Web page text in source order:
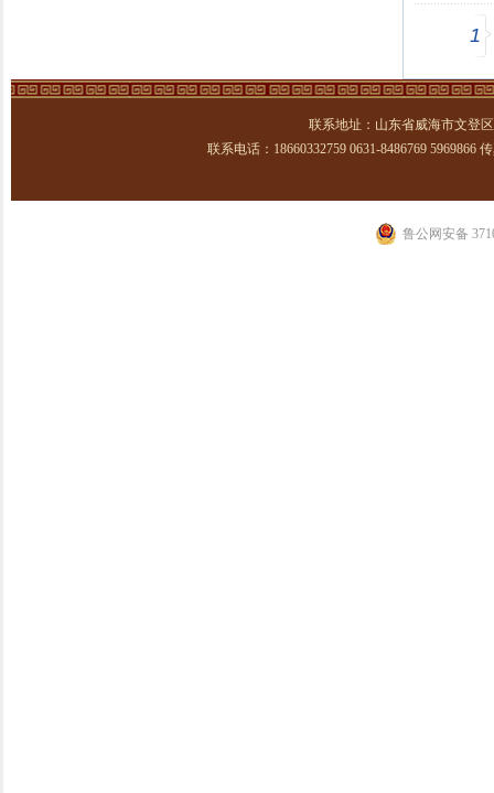
1
联系地址：山东省威海市文登
联系电话：18660332759 0631-8486769 5969866
鲁公网安备